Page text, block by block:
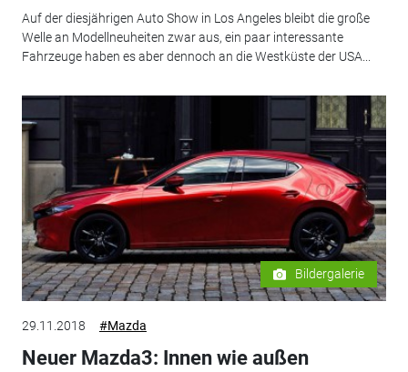
Auf der diesjährigen Auto Show in Los Angeles bleibt die große
Welle an Modellneuheiten zwar aus, ein paar interessante
Fahrzeuge haben es aber dennoch an die Westküste der USA...
Bildergalerie
29.11.2018 #Mazda
Neuer Mazda3: Innen wie außen